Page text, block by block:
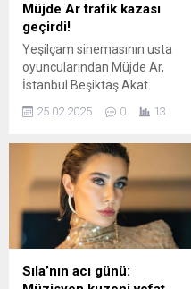
Müjde Ar trafik kazası
geçirdi!
Yeşilçam sinemasının usta
oyuncularından Müjde Ar,
İstanbul Beşiktaş Akat
Mahallesi'nde bir trafik
kazası geçirdi.
25.02.2025 0 13
Sıla’nın acı günü: